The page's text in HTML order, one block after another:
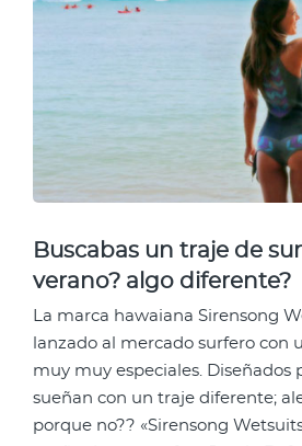
Buscabas un traje de
verano? algo diferente?
La marca hawaiana Sirensong
lanzado al mercado surfero con
muy muy especiales. Diseñados
sueñan con un traje diferente;
porque no?? «Sirensong